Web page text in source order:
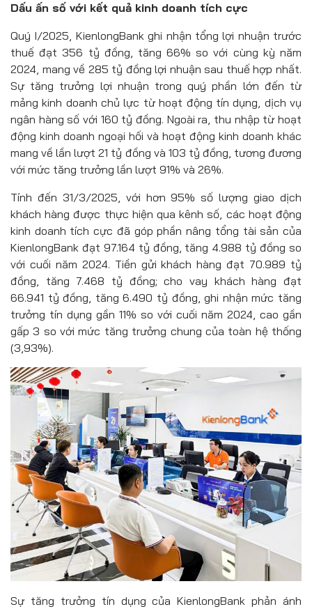
Dấu ấn số với kết quả kinh doanh tích cực
Quý I/2025, KienlongBank ghi nhận tổng lợi nhuận trước
thuế đạt 356 tỷ đồng, tăng 66% so với cùng kỳ năm
2024, mang về 285 tỷ đồng lợi nhuận sau thuế hợp nhất.
Sự tăng trưởng lợi nhuận trong quý phần lớn đến từ
mảng kinh doanh chủ lực từ hoạt động tín dụng, dịch vụ
ngân hàng số với 160 tỷ đồng. Ngoài ra, thu nhập từ hoạt
động kinh doanh ngoại hối và hoạt động kinh doanh khác
mang về lần lượt 21 tỷ đồng và 103 tỷ đồng, tương đương
với mức tăng trưởng lần lượt 91% và 26%.
Tính đến 31/3/2025, với hơn 95% số lượng giao dịch
khách hàng được thực hiện qua kênh số, các hoạt động
kinh doanh tích cực đã góp phần nâng tổng tài sản của
KienlongBank đạt 97.164 tỷ đồng, tăng 4.988 tỷ đồng so
với cuối năm 2024. Tiền gửi khách hàng đạt 70.989 tỷ
đồng, tăng 7.468 tỷ đồng; cho vay khách hàng đạt
66.941 tỷ đồng, tăng 6.490 tỷ đồng, ghi nhận mức tăng
trưởng tín dụng gần 11% so với cuối năm 2024, cao gần
gấp 3 so với mức tăng trưởng chung của toàn hệ thống
(3,93%).
Sự tăng trưởng tín dụng của KienlongBank phản ánh